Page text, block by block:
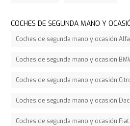
COCHES DE SEGUNDA MANO Y
Coches de segunda mano y ocasión
Coches de segunda mano y ocasión
Coches de segunda mano y ocasión
Coches de segunda mano y ocasión
Coches de segunda mano y ocasión Fiat